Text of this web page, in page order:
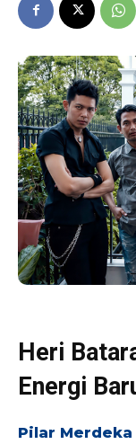
Heri
Energi
Pilar Merdeka